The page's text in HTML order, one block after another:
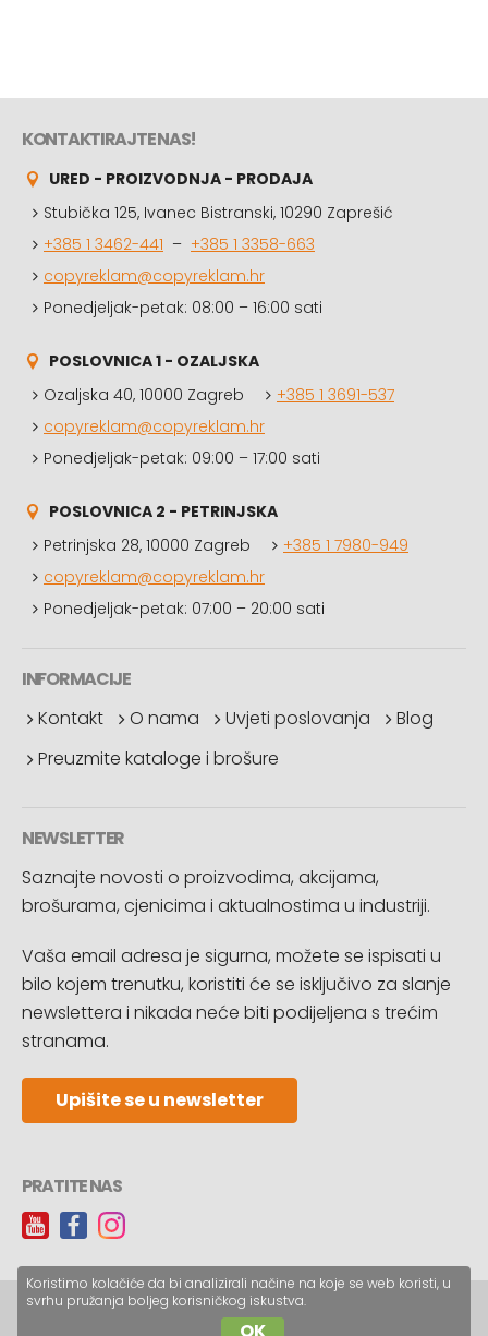
KONTAKTIRAJTE NAS!
URED - PROIZVODNJA - PRODAJA
Stubička 125, Ivanec Bistranski, 10290 Zaprešić
+385 1 3462-441 – +385 1 3358-663
copyreklam@copyreklam.hr
Ponedjeljak-petak: 08:00 – 16:00 sati
POSLOVNICA 1 - OZALJSKA
Ozaljska 40, 10000 Zagreb
+385 1 3691-537
copyreklam@copyreklam.hr
Ponedjeljak-petak: 09:00 – 17:00 sati
POSLOVNICA 2 - PETRINJSKA
Petrinjska 28, 10000 Zagreb
+385 1 7980-949
copyreklam@copyreklam.hr
Ponedjeljak-petak: 07:00 – 20:00 sati
INFORMACIJE
Kontakt
O nama Uvjeti poslovanja
Blog
Preuzmite kataloge i brošure
NEWSLETTER
Saznajte novosti o proizvodima, akcijama,
brošurama, cjenicima i aktualnostima u industriji.
Vaša email adresa je sigurna, možete se ispisati u
bilo kojem trenutku, koristiti će se isključivo za slanje
newslettera i nikada neće biti podijeljena s trećim
stranama.
Upišite se u newsletter
PRATITE NAS
Copyright © CopyReklam d.o.o.
Koristimo kolačiće da bi analizirali načine na koje se web koristi, u
svrhu pružanja boljeg korisničkog iskustva.